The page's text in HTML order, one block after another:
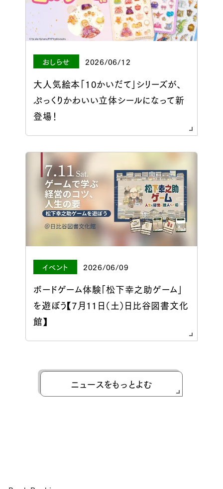
おしらせ 2026/06/12
大人気絵本「10かいだて」シリーズが、
ぷっくりかわいい立体シールになって新
登場！
イベント 2026/06/09
ボードゲーム体験「松下幸之助ゲーム」
を遊ぼう【7月11日（土）日比谷図書文化
館】
ニュースをもっとよむ